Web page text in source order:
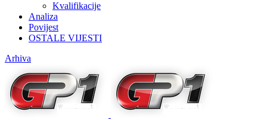
Kvalifikacije
Analiza
Povijest
OSTALE VIJESTI
Arhiva